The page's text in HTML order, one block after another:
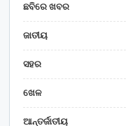
ଛବିରେ ଖବର
ଜାତୀୟ
ସହର
ଖେଳ
ଆନ୍ତର୍ଜାତୀୟ